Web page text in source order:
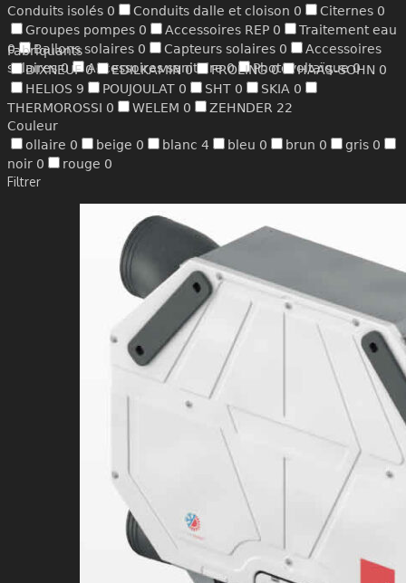
Conduits isolés 0 Conduits dalle et cloison 0 Citernes 0
Groupes pompes 0 Accessoires REP 0
Traitement eau
0
Ballons solaires 0 Capteurs solaires 0
Accessoires
solaires0 Accessoires sanitaire0 Photovoltaïque0
Fabriquants
DIXNEUF0 EDILKAMIN0 FROLING0 HAAS-SOHN 0
HELIOS 9 POUJOULAT 0 SHT 0 SKIA 0
THERMOROSSI 0 WELEM 0 ZEHNDER 22
Couleur
ollaire 0 beige 0 blanc 4 bleu 0 brun 0 gris 0
noir 0 rouge 0
Filtrer